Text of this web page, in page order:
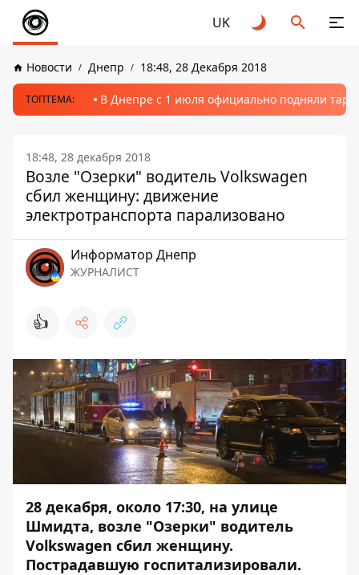
UK
Новости Днепр 18:48, 28 Декабря 2018
ТОПТЕМА: В Днепре с 1 июля официально подняли
18:48, 28 декабря 2018
Возле "Озерки" водитель Volkswagen
сбил женщину: движение
электротранспорта парализовано
Информатор Днепр
ЖУРНАЛИСТ
👍
28 декабря, около 17:30, на улице
Шмидта, возле "Озерки" водитель
Volkswagen сбил женщину.
Пострадавшую госпитализировали.